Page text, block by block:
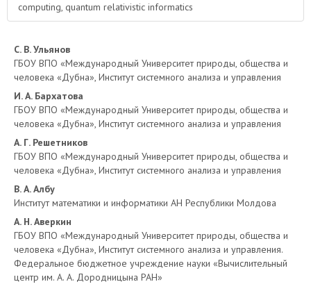
computing, quantum relativistic informatics
Основное
содержимое
статьи
С. В. Ульянов
ГБОУ ВПО «Международный Университет природы, общества и
человека «Дубна», Институт системного анализа и управления
И. А. Бархатова
ГБОУ ВПО «Международный Университет природы, общества и
человека «Дубна», Институт системного анализа и управления
А. Г. Решетников
ГБОУ ВПО «Международный Университет природы, общества и
человека «Дубна», Институт системного анализа и управления
В. А. Албу
Институт математики и информатики АН Республики Молдова
А. Н. Аверкин
ГБОУ ВПО «Международный Университет природы, общества и
человека «Дубна», Институт системного анализа и управления.
Федеральное бюджетное учреждение науки «Вычислительный
центр им. А. А. Дородницына РАН»